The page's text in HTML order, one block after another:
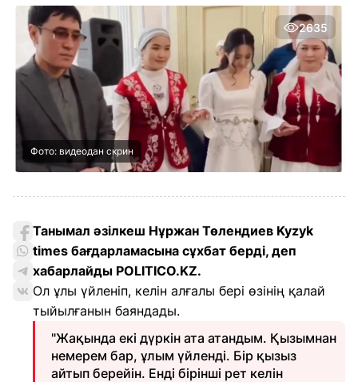
2635
Фото: видеодан скрин
Танымал әзілкеш Нұржан Төлендиев Kyzyk
times бағдарламасына сұхбат берді, деп
хабарлайды POLITICO.KZ.
Ол ұлы үйленіп, келін алғалы бері өзінің қалай
тыйылғанын баяндады.
"Жақында екі дүркін ата атандым. Қызымнан
немерем бар, ұлым үйленді. Бір қызыз
айтып берейін. Енді бірінші рет келін